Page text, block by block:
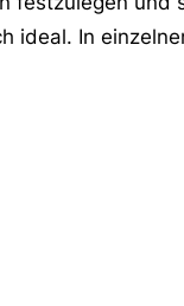
ideal. In